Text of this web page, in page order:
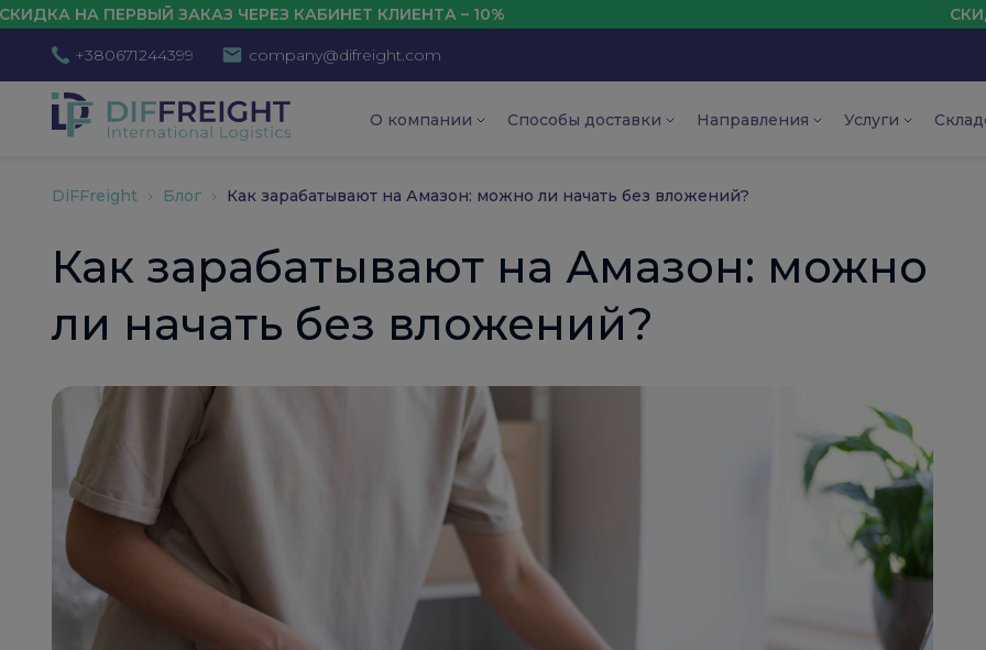
ЗАКАЗ ЧЕРЕЗ КАБИНЕТ КЛИЕНТА – 10% СКИДКА НА
+380671244399 company@difreight.com
О компании Способы доставки Направления Услуги
DiFFreight Блог Как зарабатывают на Амазон: можно ли начать без вложений?
Как зарабатывают на Амазон: можно
ли начать без вложений?